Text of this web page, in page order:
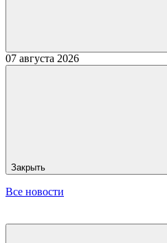
07 августа 2026
Закрыть
Все новости